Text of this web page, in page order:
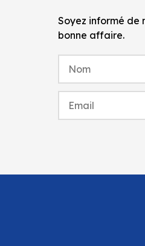
Soyez informé de
bonne affaire.